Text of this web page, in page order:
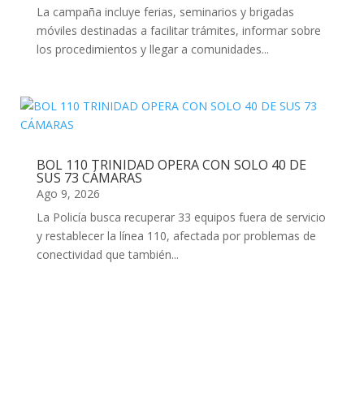
La campaña incluye ferias, seminarios y brigadas
móviles destinadas a facilitar trámites, informar sobre
los procedimientos y llegar a comunidades...
BOL 110 TRINIDAD OPERA CON SOLO 40 DE
SUS 73 CÁMARAS
Ago 9, 2026
La Policía busca recuperar 33 equipos fuera de servicio
y restablecer la línea 110, afectada por problemas de
conectividad que también...